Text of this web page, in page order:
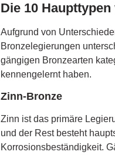
Die 10
Aufgrund von
Bronzelegierungen
gängigen Bronzearten
kennengelernt haben.
Zinn-Bronze
Zinn ist das primäre
und der Rest besteht
Korrosionsbeständigkeit.